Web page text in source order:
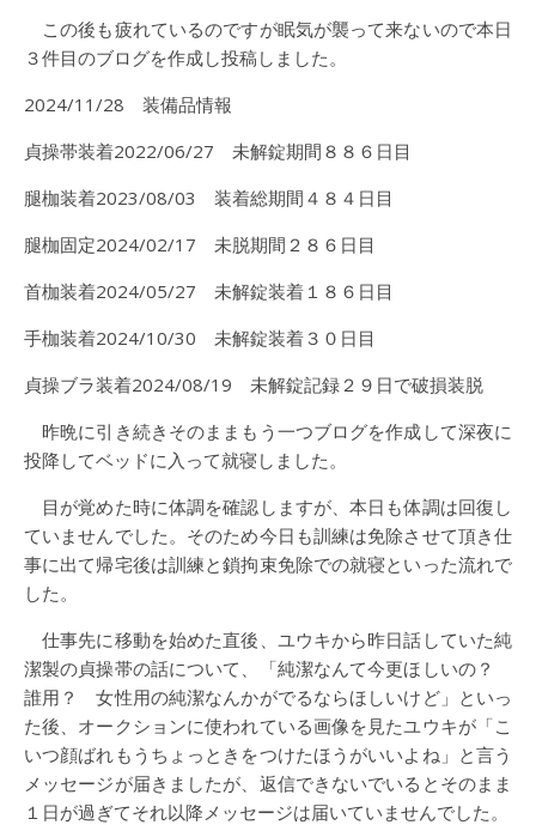
この後も疲れているのですが眠気が襲って来ないので本日
３件目のブログを作成し投稿しました。
2024/11/28 装備品情報
貞操帯装着2022/06/27 未解錠期間８８６日目
腿枷装着2023/08/03 装着総期間４８４日目
腿枷固定2024/02/17 未脱期間２８６日目
首枷装着2024/05/27 未解錠装着１８６日目
手枷装着2024/10/30 未解錠装着３０日目
貞操ブラ装着2024/08/19 未解錠記録２９日で破損装脱
昨晩に引き続きそのままもう一つブログを作成して深夜に
投降してベッドに入って就寝しました。
目が覚めた時に体調を確認しますが、本日も体調は回復し
ていませんでした。そのため今日も訓練は免除させて頂き仕
事に出て帰宅後は訓練と鎖拘束免除での就寝といった流れで
した。
仕事先に移動を始めた直後、ユウキから昨日話していた純
潔製の貞操帯の話について、「純潔なんて今更ほしいの？
誰用？ 女性用の純潔なんかがでるならほしいけど」といっ
た後、オークションに使われている画像を見たユウキが「こ
いつ顔ばれもうちょっときをつけたほうがいいよね」と言う
メッセージが届きましたが、返信できないでいるとそのまま
１日が過ぎてそれ以降メッセージは届いていませんでした。